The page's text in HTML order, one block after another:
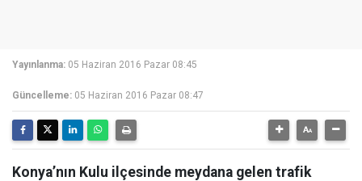
Yayınlanma: 05 Haziran 2016 Pazar 08:45
Güncelleme: 05 Haziran 2016 Pazar 08:47
Konya’nın Kulu ilçesinde meydana gelen trafik